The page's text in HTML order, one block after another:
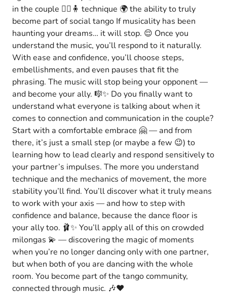
in the couple 🧍‍♀️🧍 technique 🌍 the ability to truly
become part of social tango If musicality has been
haunting your dreams… it will stop. 😌 Once you
understand the music, you’ll respond to it naturally.
With ease and confidence, you’ll choose steps,
embellishments, and even pauses that fit the
phrasing. The music will stop being your opponent —
and become your ally. 🎼✨ Do you finally want to
understand what everyone is talking about when it
comes to connection and communication in the couple?
Start with a comfortable embrace 🤗 — and from
there, it’s just a small step (or maybe a few 😉) to
learning how to lead clearly and respond sensitively to
your partner’s impulses. The more you understand
technique and the mechanics of movement, the more
stability you’ll find. You’ll discover what it truly means
to work with your axis — and how to step with
confidence and balance, because the dance floor is
your ally too. 🩰✨ You’ll apply all of this on crowded
milongas 💫 — discovering the magic of moments
when you’re no longer dancing only with one partner,
but when both of you are dancing with the whole
room. You become part of the tango community,
connected through music. 🎶❤️